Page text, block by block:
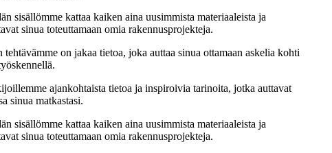
sisällömme kattaa kaiken aina uusimmista materiaaleista ja
sinua toteuttamaan omia rakennusprojekteja.
on jakaa tietoa, joka auttaa sinua ottamaan askelia kohti
ajankohtaista tietoa ja inspiroivia tarinoita, jotka auttavat
sinua matkastasi.
sisällömme kattaa kaiken aina uusimmista materiaaleista ja
sinua toteuttamaan omia rakennusprojekteja.